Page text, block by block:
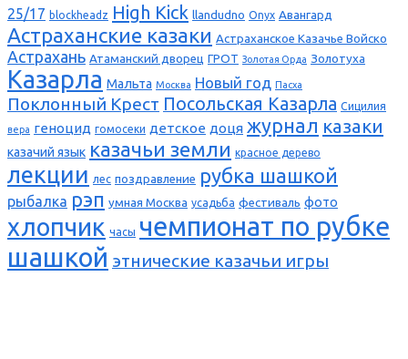
25/17 blockheadz High Kick llandudno Onyx Авангард
Астраханские казаки Астраханское Казачье Войско
Астрахань Атаманский дворец ГРОТ Золотая Орда Золотуха
Казарла Мальта Москва Новый год Пасха
Поклонный Крест Посольская Казарла Сицилия
вера геноцид гомосеки детское доця журнал казаки
казачий язык казачьи земли красное дерево
лекции лес поздравление рубка шашкой
рыбалка рэп умная Москва усадьба фестиваль фото
хлопчик часы чемпионат по рубке
шашкой этнические казачьи игры